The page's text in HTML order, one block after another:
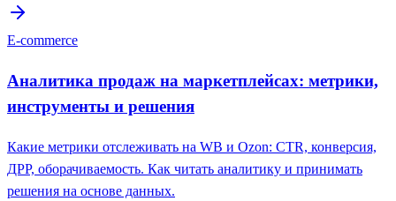
E-commerce
Аналитика продаж на маркетплейсах: метрики,
инструменты и решения
Какие метрики отслеживать на WB и Ozon: CTR, конверсия,
ДРР, оборачиваемость. Как читать аналитику и принимать
решения на основе данных.